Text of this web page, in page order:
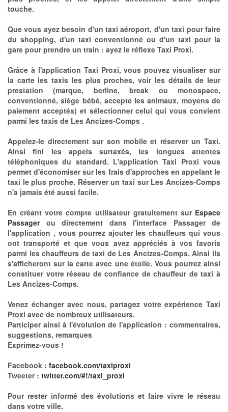
touche.
Que vous ayez besoin d'un taxi aéroport, d'un taxi pour faire
du shopping, d'un taxi conventionné ou d'un taxi pour la
gare pour prendre un train : ayez le réflexe Taxi Proxi.
Grâce à l'application Taxi Proxi, vous pouvez visualiser sur
la carte les taxis les plus proches, voir les détails de leur
prestation (marque, berline, break ou monospace,
conventionné, siège bébé, accepte les animaux, moyens de
paiement acceptés) et sélectionner celui qui vous convient
parmi les taxis de Les Ancizes-Comps .
Appelez-le directement sur son mobile et réserver un Taxi.
Ainsi fini les appels surtaxés, les longues attentes
téléphoniques du standard. L'application Taxi Proxi vous
permet d'économiser sur les frais d'approches en appelant le
taxi le plus proche. Réserver un taxi sur Les Ancizes-Comps
n'a jamais été aussi facile.
En créant votre compte utilisateur gratuitement sur Espace
Passager ou directement dans l'interface Passager de
l'application , vous pourrez ajouter les chauffeurs qui vous
ont transporté et que vous avez appréciés à vos favoris
parmi les chauffeurs de taxi de Les Ancizes-Comps. Ainsi ils
s'afficheront sur la carte avec une étoile. Vous pourrez ainsi
constituer votre réseau de confiance de chauffeur de taxi à
Les Ancizes-Comps.
Venez échanger avec nous, partagez votre expérience Taxi
Proxi avec de nombreux utilisateurs.
Participer ainsi à l'évolution de l'application : commentaires,
suggestions, remarques
Exprimez-vous !
Facebook : facebook.com/taxiproxi
Tweeter : twitter.com/#!/taxi_proxi
Pour rester informé des évolutions et faire vivre le réseau
dans votre ville.